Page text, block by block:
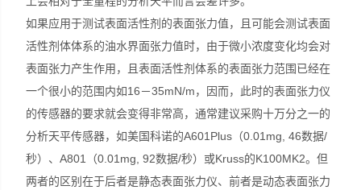
如果应用于测试表面活性剂的表面张力值，且可能会测试表面
活性剂体体系的油水界面张力值时，由于微小浓度变化均会对
表面张力产生作用，且表面活性剂体系的表面张力范围已经在
一个很小的范围内如16－35mN/m，因而，此时的表面张力仪
的传感器的要求就会变得非常高，通常建议采购十万分之一的
分析天平传感器，如美国科诺的A601Plus（0.01mg, 46数据/
秒）、A801（0.01mg, 92数据/秒）或Kruss的K100MK2。但
两者的区别在于后者是静态表面张力仪、前者是动态表面张力